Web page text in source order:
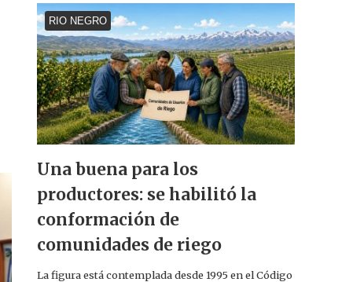
RIO NEGRO
Una buena para los
productores: se habilitó la
conformación de
comunidades de riego
La figura está contemplada desde 1995 en el Código